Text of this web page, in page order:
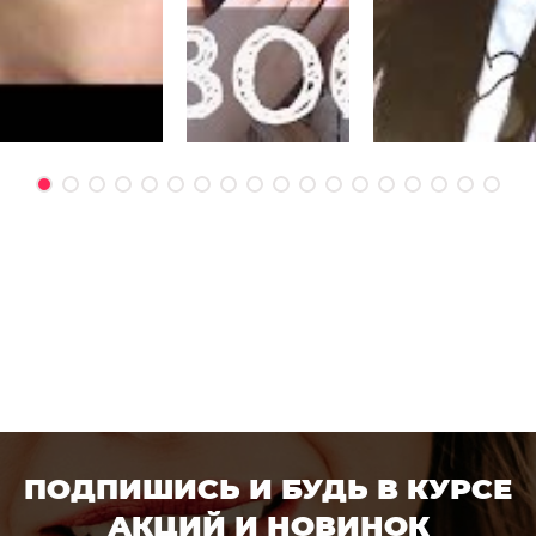
ПОДПИШИСЬ И БУДЬ В КУРСЕ
АКЦИЙ И НОВИНОК